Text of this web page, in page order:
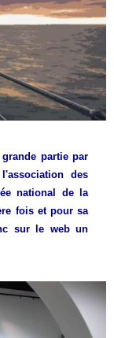
partie par
des
national de la
fois et pour sa
sur le web un